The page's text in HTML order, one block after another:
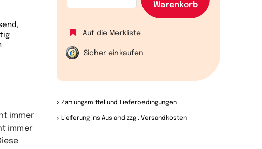
Warenkorb
Auf die Merkliste
Sicher einkaufen
Zahlungsmittel und Lieferbedingungen
Lieferung ins Ausland zzgl. Versandkosten
immer
immer